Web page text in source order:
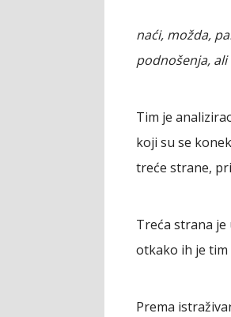
naći, možda,
podnošenja, ali
Tim je
koji su se
treće strane,
Treća strana je
otkako ih je
Prema